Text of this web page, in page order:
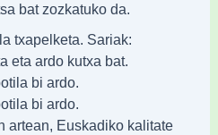
bat zozkatuko da.
txapelketa. Sariak:
eta ardo kutxa bat.
bi ardo.
bi ardo.
artean, Euskadiko kalitate